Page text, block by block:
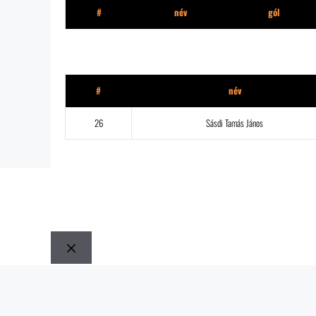
# név gól
# név
26 Sásdi Tamás János
Bezár